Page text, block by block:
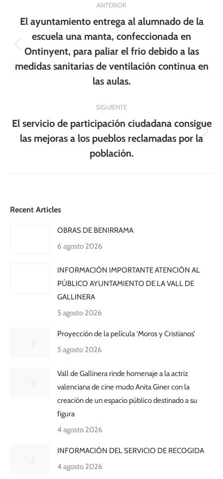
entre
publicaciones
ANTERIOR
Publicación
anterior:
El ayuntamiento entrega al alumnado de la
escuela una manta, confeccionada en
Ontinyent, para paliar el frio debido a las
medidas sanitarias de ventilación continua en
las aulas.
SIGUIENTE
Publicación
siguiente:
El servicio de participación ciudadana consigue
las mejoras a los pueblos reclamadas por la
población.
Recent Articles
OBRAS DE BENIRRAMA
6 agosto 2026
INFORMACIÓN IMPORTANTE ATENCIÓN AL
PÚBLICO AYUNTAMIENTO DE LA VALL DE
GALLINERA
5 agosto 2026
Proyección de la película ‘Moros y Cristianos’
5 agosto 2026
Vall de Gallinera rinde homenaje a la actriz
valenciana de cine mudo Anita Giner con la
creación de un espacio público destinado a su
figura
4 agosto 2026
INFORMACIÓN DEL SERVICIO DE RECOGIDA
4 agosto 2026